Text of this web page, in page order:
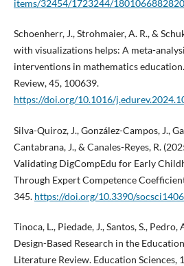
items/32454/1723244/
Schoenherr, J., Strohmaier, A. R., &
with visualizations helps: A meta-
interventions in mathematics
Review, 45, 100639.
https://doi.org/10.1016/
Silva-Quiroz, J., González-Campos, J.,
Cantabrana, J., & Canales-Reyes, R.
Validating DigCompEdu for Early
Through Expert Competence
345. https://doi.org/10.3390/
Tinoca, L., Piedade, J., Santos, S., Pedro,
Design-Based Research in the
Literature Review. Education Sciences,